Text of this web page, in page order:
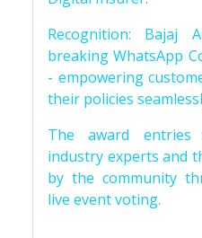
Recognition: Bajaj
breaking WhatsApp
- empowering
their policies
The award
industry experts and
by the community
live event voting.